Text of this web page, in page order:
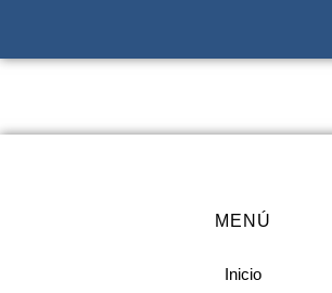
MENÚ
Inicio